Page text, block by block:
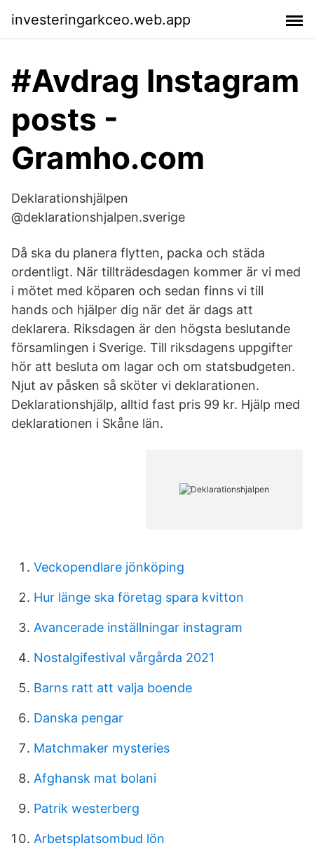
investeringarkceo.web.app
#Avdrag Instagram
posts -
Gramho.com
Deklarationshjälpen
@deklarationshjalpen.sverige
Då ska du planera flytten, packa och städa
ordentligt. När tillträdesdagen kommer är vi med
i mötet med köparen och sedan finns vi till
hands och hjälper dig när det är dags att
deklarera. Riksdagen är den högsta beslutande
församlingen i Sverige. Till riksdagens uppgifter
hör att besluta om lagar och om statsbudgeten.
Njut av påsken så sköter vi deklarationen.
Deklarationshjälp, alltid fast pris 99 kr. Hjälp med
deklarationen i Skåne län.
Veckopendlare jönköping
Hur länge ska företag spara kvitton
Avancerade inställningar instagram
Nostalgifestival vårgårda 2021
Barns ratt att valja boende
Danska pengar
Matchmaker mysteries
Afghansk mat bolani
Patrik westerberg
Arbetsplatsombud lön